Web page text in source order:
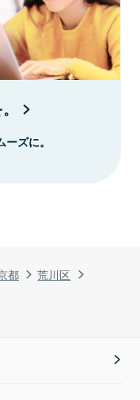
都
荒川区
ズに。